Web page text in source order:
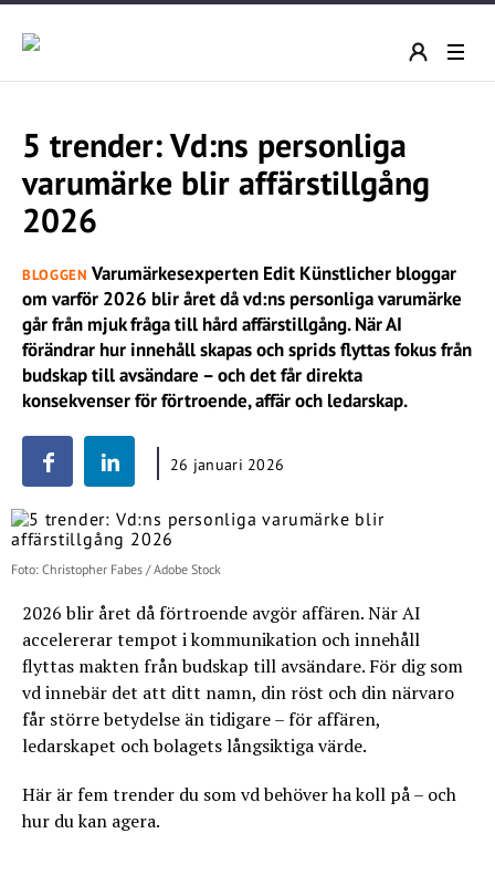
5 trender: Vd:ns personliga
varumärke blir affärstillgång
2026
BLOGGEN Varumärkesexperten Edit Künstlicher bloggar
om varför 2026 blir året då vd:ns personliga varumärke
går från mjuk fråga till hård affärstillgång. När AI
förändrar hur innehåll skapas och sprids flyttas fokus från
budskap till avsändare – och det får direkta
konsekvenser för förtroende, affär och ledarskap.
26 januari 2026
Foto: Christopher Fabes / Adobe Stock
2026 blir året då förtroende avgör affären. När AI
accelererar tempot i kommunikation och innehåll
flyttas makten från budskap till avsändare. För dig som
vd innebär det att ditt namn, din röst och din närvaro
får större betydelse än tidigare – för affären,
ledarskapet och bolagets långsiktiga värde.
Här är fem trender du som vd behöver ha koll på – och
hur du kan agera.